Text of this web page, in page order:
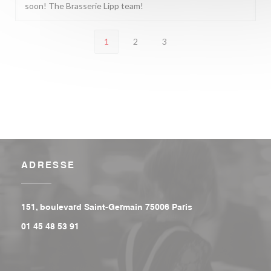
soon! The Brasserie Lipp team!
1 2 3
ADRESSE
151, boulevard Saint-Germain 75006 Paris
01 45 48 53 91